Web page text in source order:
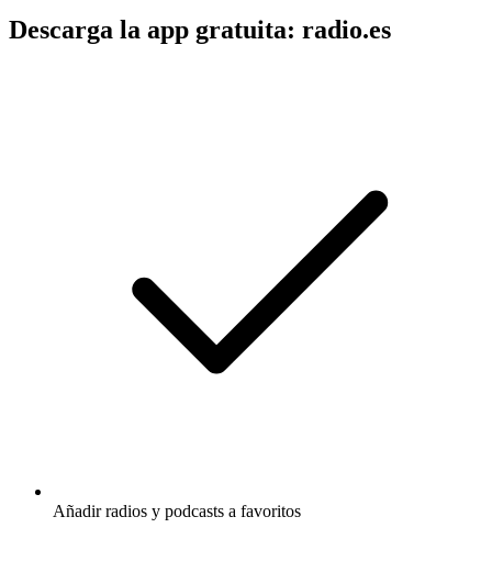
Descarga la app gratuita: radio.es
Añadir radios y podcasts a favoritos